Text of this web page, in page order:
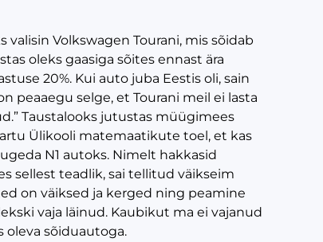
Volkswagen Tourani, mis sõidab
oleks gaasiga sõites ennast ära
20%. Kui auto juba Eestis oli, sain
peaaegu selge, et Tourani meil ei lasta
Taustalooks jutustas müügimees
Ülikooli matemaatikute toel, et kas
N1 autoks. Nimelt hakkasid
sellest teadlik, sai tellitud väikseim
on väiksed ja kerged ning peamine
vaja läinud. Kaubikut ma ei vajanud
oleva sõiduautoga.